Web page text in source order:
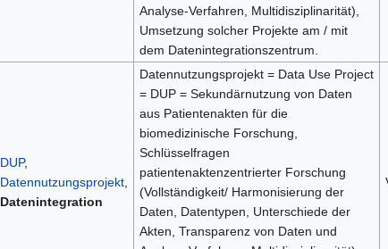
Analyse-Verfahren, Multidisziplinarität),
Umsetzung solcher Projekte am / mit
dem Datenintegrationszentrum.
DUP,
Datennutzungsprojekt,
Datenintegration
Datennutzungsprojekt = Data Use Project
= DUP = Sekundärnutzung von Daten
aus Patientenakten für die
biomedizinische Forschung,
Schlüsselfragen
patientenaktenzentrierter Forschung
(Vollständigkeit/ Harmonisierung der
Daten, Datentypen, Unterschiede der
Akten, Transparenz von Daten und